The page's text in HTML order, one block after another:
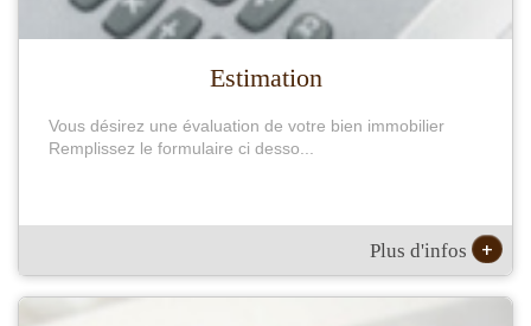
Estimation
Vous désirez une évaluation de votre bien immobilier
Remplissez le formulaire ci desso...
Plus d'infos +